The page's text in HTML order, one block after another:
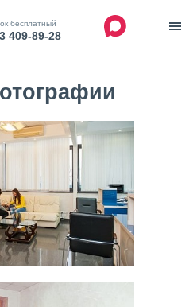
бесплатный
409-89-28